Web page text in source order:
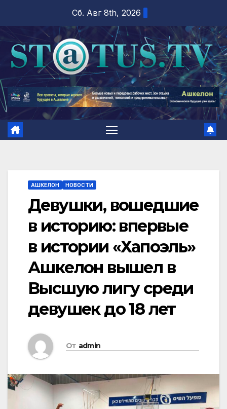
содержимому
Сб. Авг 8th, 2026
АШКЕЛОН НОВОСТИ
Девушки, вошедшие
в историю: впервые
в истории «Хапоэль»
Ашкелон вышел в
Высшую лигу среди
девушек до 18 лет
От admin